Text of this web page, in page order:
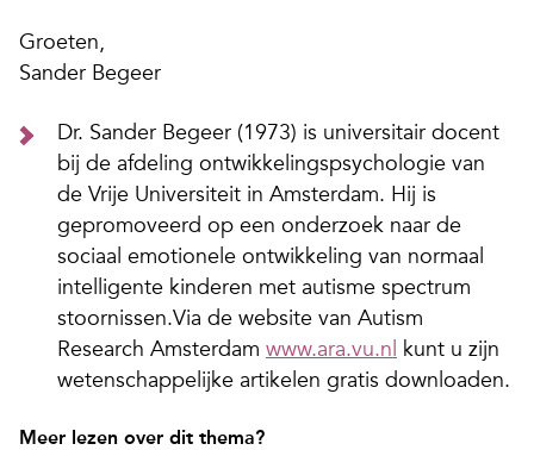
Groeten,
Sander Begeer
Dr. Sander Begeer (1973) is universitair docent
bij de afdeling ontwikkelingspsychologie van
de Vrije Universiteit in Amsterdam. Hij is
gepromoveerd op een onderzoek naar de
sociaal emotionele ontwikkeling van normaal
intelligente kinderen met autisme spectrum
stoornissen.Via de website van Autism
Research Amsterdam www.ara.vu.nl kunt u zijn
wetenschappelijke artikelen gratis downloaden.
Meer lezen over dit thema?